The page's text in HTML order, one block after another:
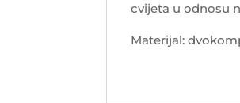
cvijeta u odnosu
Materijal: